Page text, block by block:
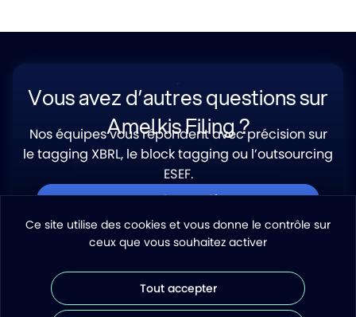
Ce site utilise des cookies et vous donne le contrôle sur
ceux que vous souhaitez activer
Tout accepter
Vous avez d’autres questions sur
Amelkis Filing ?
Nos équipes vous répondent avec précision sur
le tagging XBRL, le block tagging ou l’outsourcing
ESEF.
Demander une démo
Piloter avec clarté.